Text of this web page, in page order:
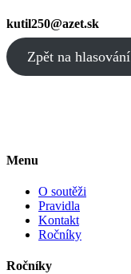
kutil250@azet.sk
Zpět na hlasování
Menu
O soutěži
Pravidla
Kontakt
Ročníky
Ročníky